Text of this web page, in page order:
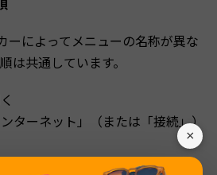
×
によってメニューの名称が異な
は共通しています。
ターネット」（または「接続」）
ク」をタップする